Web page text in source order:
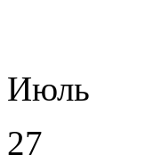
Июль
27